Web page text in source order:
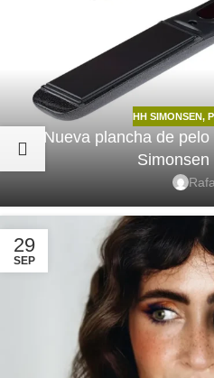
HH SIMONSEN,
Nueva plancha de
Simonsen
Rafa
29
SEP